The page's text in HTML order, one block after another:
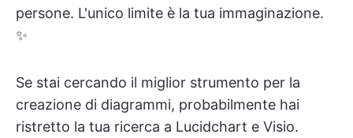
persone. L'unico limite è la tua immaginazione.
✨
Se stai cercando il miglior strumento per la
creazione di diagrammi, probabilmente hai
ristretto la tua ricerca a Lucidchart e Visio.